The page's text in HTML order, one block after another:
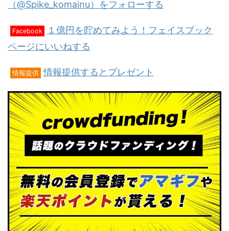
（@Spike_komainu）をフォローする
Facebook
１億円を貯めてみよう！フェイスブック
ページにいいねする
情報提供 情報提供するとプレゼント